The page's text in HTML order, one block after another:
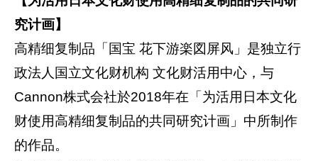
究计画】
高精细复制品「国宝 花下游楽図屏风」是独立行
政法人国立文化财机构 文化财活用中心，与
Cannon株式会社於2018年在「为活用日本文化
财使用高精细复制品的共同研究计画」中所制作
的作品。